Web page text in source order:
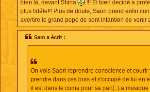
bien là, devant Shina
!!! Et bien decidé a
plus fidéle!!! Plus de doute, Saori prend enfin
avertire le grand pope de sont intantion de venir
Sam a écrit :
On vois Saori reprendre conscience et courir
prendre dans ces bras et s'occupé de lui en
il est dans le coma pour sa part). La